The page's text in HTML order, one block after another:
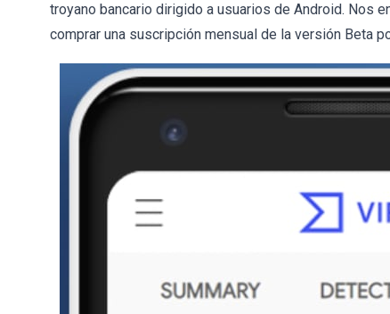
troyano bancario dirigido a usuarios de Android. Nos
comprar una suscripción mensual de la versión Beta